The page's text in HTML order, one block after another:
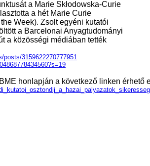
a Marie Skłodowska-Curie
a hét Marie Curie
Week). Zsolt egyéni kutatói
a Barcelonai Anyagtudományi
a közösségi médiában tették
3159622270777951
honlapján a következő linken érhető